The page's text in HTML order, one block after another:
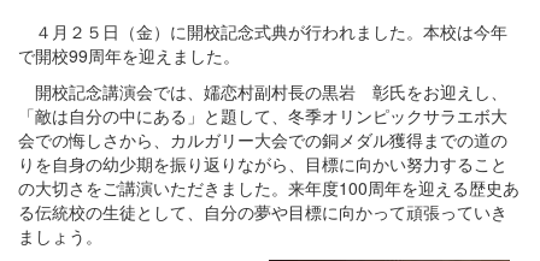
４月２５日（金）に開校記念式典が行われました。本校は今年
で開校99周年を迎えました。
開校記念講演会では、嬬恋村副村長の黒岩 彰氏をお迎えし、
「敵は自分の中にある」と題して、冬季オリンピックサラエボ大
会での悔しさから、カルガリー大会での銅メダル獲得までの道の
りを自身の幼少期を振り返りながら、目標に向かい努力すること
の大切さをご講演いただきました。来年度100周年を迎える歴史あ
る伝統校の生徒として、自分の夢や目標に向かって頑張っていき
ましょう。